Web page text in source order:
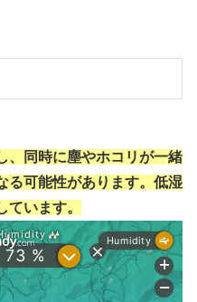
、同時に塵やホコリが一緒
る可能性があります。低湿
います。